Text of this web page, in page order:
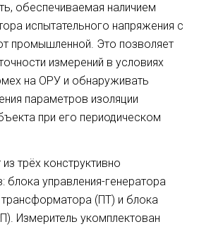
обеспечиваемая наличием
испытательного напряжения с
промышленной. Это позволяет
измерений в условиях
на ОРУ и обнаруживать
параметров изоляции
при его периодическом
трёх конструктивно
блока управления-генератора
(ПТ) и блока
Измеритель укомплектован